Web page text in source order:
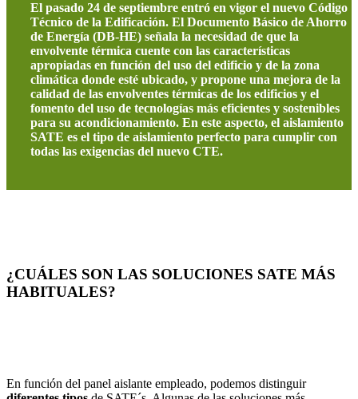
El pasado 24 de septiembre entró en vigor el nuevo Código
Técnico de la Edificación. El Documento Básico de Ahorro
de Energía (DB-HE) señala la necesidad de que la
envolvente térmica cuente con las características
apropiadas en función del uso del edificio y de la zona
climática donde esté ubicado, y propone una mejora de la
calidad de las envolventes térmicas de los edificios y el
fomento del uso de tecnologías más eficientes y sostenibles
para su acondicionamiento. En este aspecto, el aislamiento
SATE es el tipo de aislamiento perfecto para cumplir con
todas las exigencias del nuevo CTE.
¿CUÁLES SON LAS SOLUCIONES SATE MÁS
HABITUALES?
En función del panel aislante empleado, podemos distinguir